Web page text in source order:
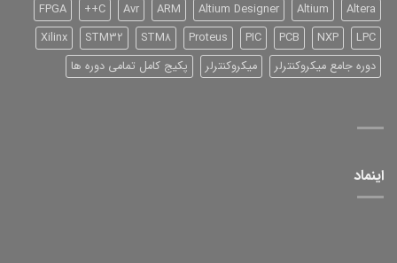
Altera
Altium
Altium Designer
ARM
Avr
C++
FPGA
LPC
NXP
PCB
PIC
Proteus
STM8
STM32
Xilinx
دوره جامع میکروکنترلر
میکروکنترلر پکیج کامل تمامی دوره ها
اینماد